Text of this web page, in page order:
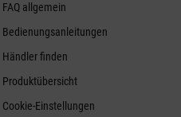
FAQ allgemein
Bedienungsanleitungen
Händler finden
Produktübersicht
Cookie-Einstellungen